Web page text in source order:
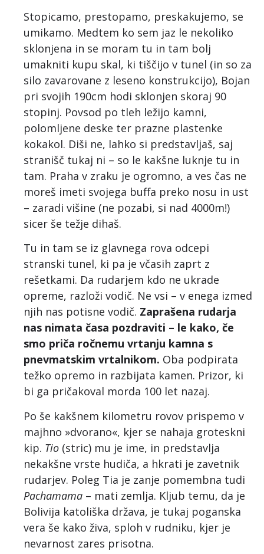
Stopicamo, prestopamo, preskakujemo, se
umikamo. Medtem ko sem jaz le nekoliko
sklonjena in se moram tu in tam bolj
umakniti kupu skal, ki tiščijo v tunel (in so za
silo zavarovane z leseno konstrukcijo), Bojan
pri svojih 190cm hodi sklonjen skoraj 90
stopinj. Povsod po tleh ležijo kamni,
polomljene deske ter prazne plastenke
kokakol. Diši ne, lahko si predstavljaš, saj
stranišč tukaj ni – so le kakšne luknje tu in
tam. Praha v zraku je ogromno, a ves čas ne
moreš imeti svojega buffa preko nosu in ust
– zaradi višine (ne pozabi, si nad 4000m!)
sicer še težje dihaš.
Tu in tam se iz glavnega rova odcepi
stranski tunel, ki pa je včasih zaprt z
rešetkami. Da rudarjem kdo ne ukrade
opreme, razloži vodič. Ne vsi – v enega izmed
njih nas potisne vodič. Zaprašena rudarja
nas nimata časa pozdraviti – le kako, če
smo priča ročnemu vrtanju kamna s
pnevmatskim vrtalnikom. Oba podpirata
težko opremo in razbijata kamen. Prizor, ki
bi ga pričakoval morda 100 let nazaj.
Po še kakšnem kilometru rovov prispemo v
majhno »dvorano«, kjer se nahaja groteskni
kip. Tio (stric) mu je ime, in predstavlja
nekakšne vrste hudiča, a hkrati je zavetnik
rudarjev. Poleg Tia je zanje pomembna tudi
Pachamama – mati zemlja. Kljub temu, da je
Bolivija katoliška država, je tukaj poganska
vera še kako živa, sploh v rudniku, kjer je
nevarnost zares prisotna.